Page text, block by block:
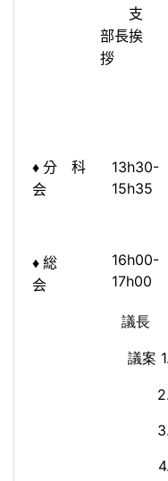
支
部長挨
拶
♦ 分
科
会
♦ 総
会
13h30-
15h35
16h00-
17h00
議長
議案 1.
2.
3.
4.